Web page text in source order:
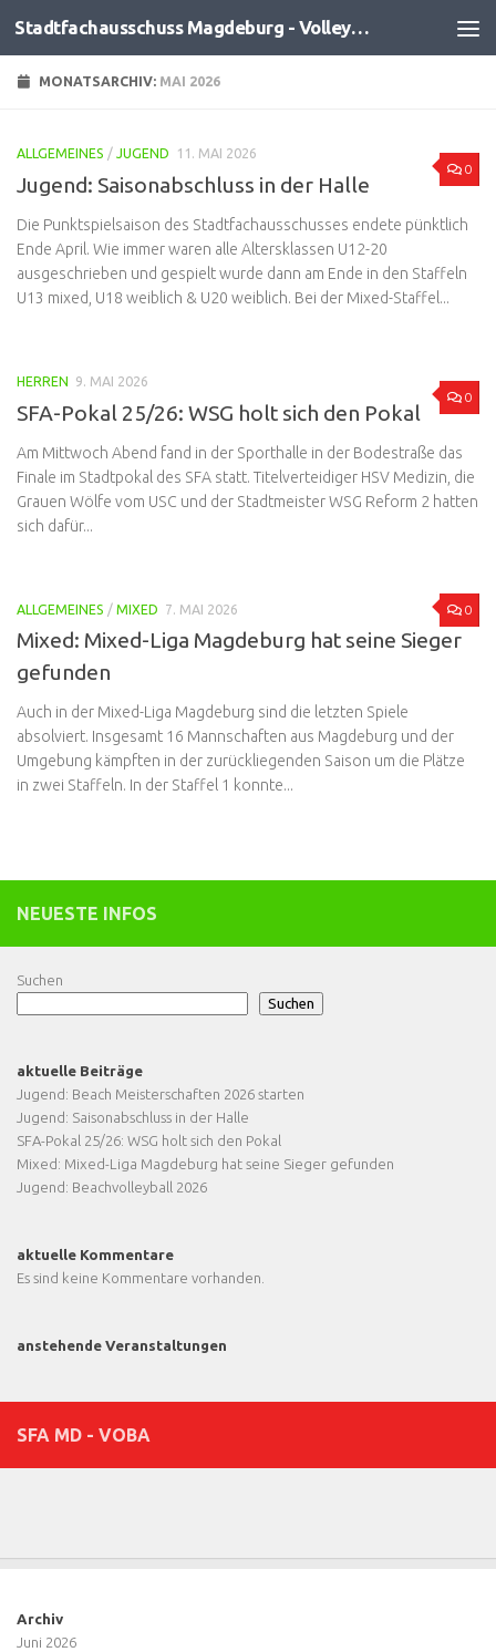
Zum Inhalt springen Stadtfachausschuss Magdeburg - Volleyball
MONATSARCHIV: MAI 2026
0
ALLGEMEINES / JUGEND 11. MAI 2026
Jugend: Saisonabschluss in der Halle
Die Punktspielsaison des Stadtfachausschusses endete pünktlich
Ende April. Wie immer waren alle Altersklassen U12-20
ausgeschrieben und gespielt wurde dann am Ende in den Staffeln
U13 mixed, U18 weiblich & U20 weiblich. Bei der Mixed-Staffel...
0
HERREN 9. MAI 2026
SFA-Pokal 25/26: WSG holt sich den Pokal
Am Mittwoch Abend fand in der Sporthalle in der Bodestraße das
Finale im Stadtpokal des SFA statt. Titelverteidiger HSV Medizin, die
Grauen Wölfe vom USC und der Stadtmeister WSG Reform 2 hatten
sich dafür...
0
ALLGEMEINES / MIXED 7. MAI 2026
Mixed: Mixed-Liga Magdeburg hat seine Sieger
gefunden
Auch in der Mixed-Liga Magdeburg sind die letzten Spiele
absolviert. Insgesamt 16 Mannschaften aus Magdeburg und der
Umgebung kämpften in der zurückliegenden Saison um die Plätze
in zwei Staffeln. In der Staffel 1 konnte...
NEUESTE INFOS
Suchen
Suchen
aktuelle Beiträge
Jugend: Beach Meisterschaften 2026 starten
Jugend: Saisonabschluss in der Halle
SFA-Pokal 25/26: WSG holt sich den Pokal
Mixed: Mixed-Liga Magdeburg hat seine Sieger gefunden
Jugend: Beachvolleyball 2026
aktuelle Kommentare
Es sind keine Kommentare vorhanden.
anstehende Veranstaltungen
SFA MD - VOBA
Archiv
Juni 2026